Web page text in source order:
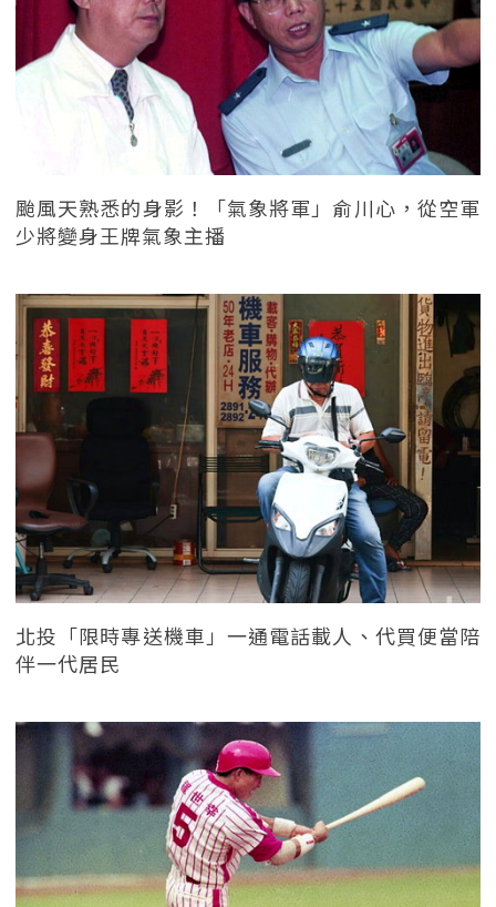
颱風天熟悉的身影！「氣象將軍」俞川心，從空軍
少將變身王牌氣象主播
北投「限時專送機車」一通電話載人、代買便當陪
伴一代居民